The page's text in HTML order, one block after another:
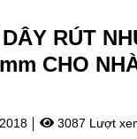
RÚT
CHO
3087 Lượt